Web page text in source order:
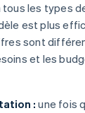
tous les types
est plus
sont
et les
: une fois